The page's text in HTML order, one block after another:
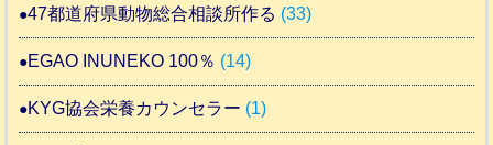
47都道府県動物総合相談所作る (33)
EGAO INUNEKO 100％ (14)
KYG協会栄養カウンセラー (1)